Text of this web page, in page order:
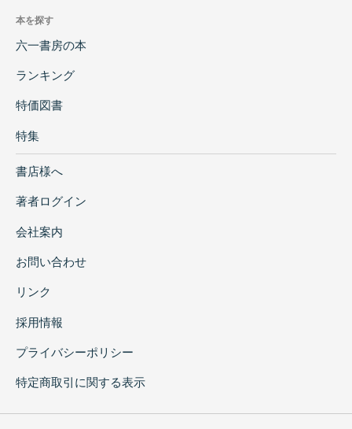
本を探す
六一書房の本
ランキング
特価図書
特集
書店様へ
著者ログイン
会社案内
お問い合わせ
リンク
採用情報
プライバシーポリシー
特定商取引に関する表示